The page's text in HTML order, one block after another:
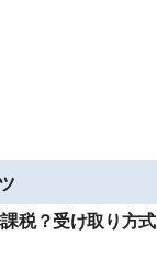
税？受け取り方式